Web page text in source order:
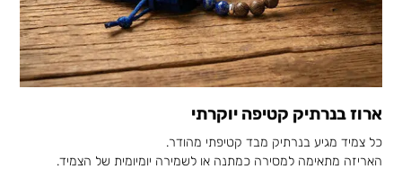
ארוז בנרתיק קטיפה יוקרתי
כל צמיד מגיע בנרתיק מבד קטיפתי מהודר.
האריזה מתאימה למסירה כמתנה או לשמירה יומיומית של הצמיד.